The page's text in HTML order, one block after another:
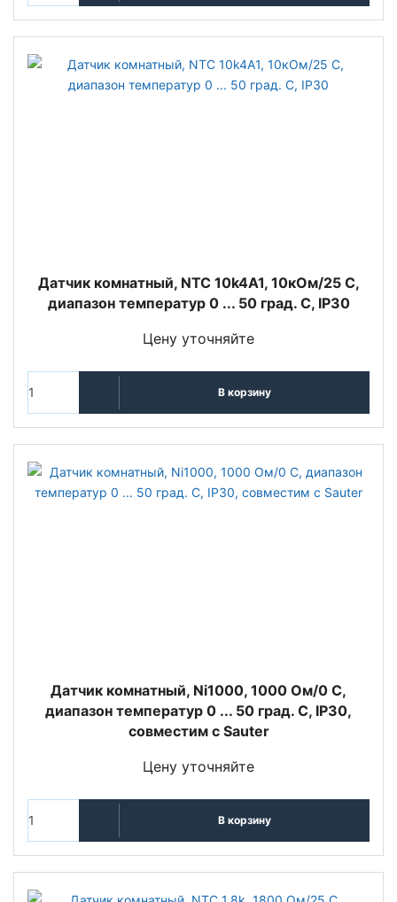
Датчик комнатный, NTC 10k4A1, 10кOм/25 С,
диапазон температур 0 ... 50 град. C, IP30
Цену уточняйте
В корзину
Датчик комнатный, Ni1000, 1000 Oм/0 С,
диапазон температур 0 ... 50 град. C, IP30,
совместим с Sauter
Цену уточняйте
В корзину